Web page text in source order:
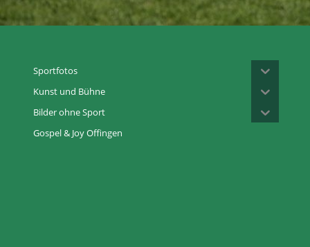
Sportfotos
Kunst und Bühne
Bilder ohne Sport
Gospel & Joy Offingen